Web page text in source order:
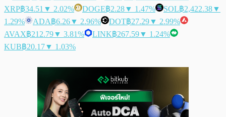
XRP฿34.51 ▼ 2.02% DOGE฿2.28▼ 1.47% SOL฿2,422.38▼
1.29%
ADA฿6.26▼ 2.96% DOT฿27.29▼ 2.99%
AVAX฿212.79▼ 3.81% LINK฿267.59▼ 1.24%
KUB฿20.17▼ 1.03%